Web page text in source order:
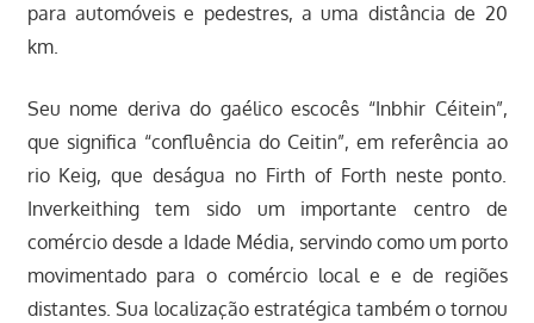
para automóveis e pedestres, a uma distância de 20
km.
Seu nome deriva do gaélico escocês “Inbhir Céitein”,
que significa “confluência do Ceitin”, em referência ao
rio Keig, que deságua no Firth of Forth neste ponto.
Inverkeithing tem sido um importante centro de
comércio desde a Idade Média, servindo como um porto
movimentado para o comércio local e e de regiões
distantes. Sua localização estratégica também o tornou